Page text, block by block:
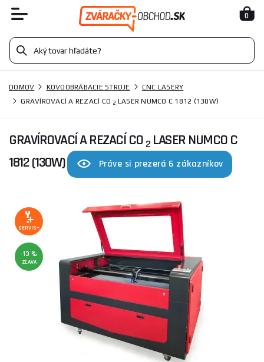
0
DOMOV KOVOOBRÁBACIE STROJE
CNC LASERY
GRAVÍROVACÍ A REZACÍ CO 2 LASER NUMCO C 1812 (130W)
GRAVÍROVACÍ A REZACÍ CO 2LASER NUMCO C
1812 (130W)
Práve si prezerá 6 zákazníkov
SERVIS+
-13 %
ZĽAVA